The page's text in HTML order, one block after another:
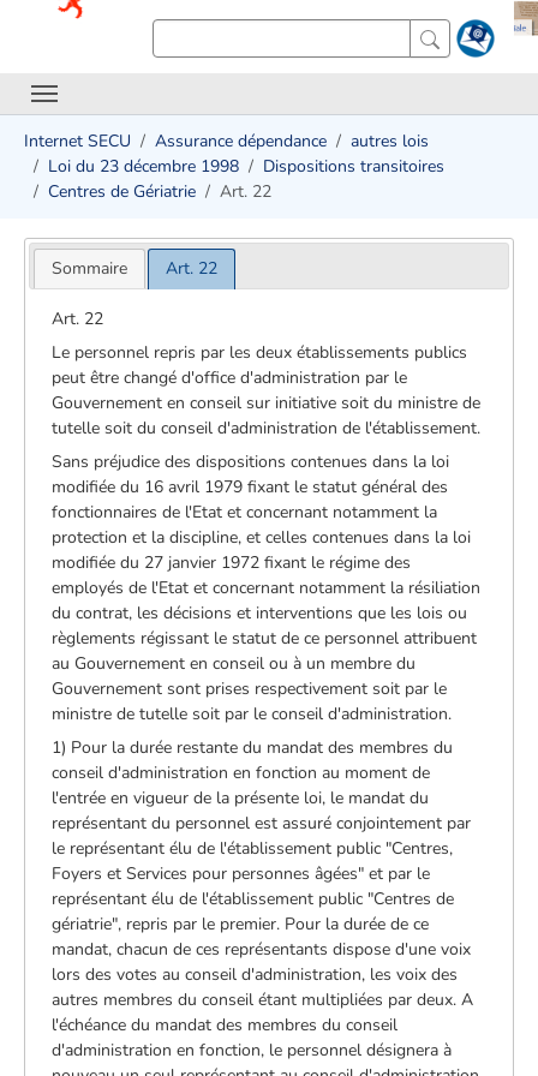
Internet SECU Assurance dépendance
autres lois
Loi du 23 décembre 1998
Dispositions transitoires
Centres de Gériatrie
Art. 22
Sommaire Art. 22
Art. 22
Le personnel repris par les deux établissements publics
peut être changé d'office d'administration par le
Gouvernement en conseil sur initiative soit du ministre de
tutelle soit du conseil d'administration de l'établissement.
Sans préjudice des dispositions contenues dans la loi
modifiée du 16 avril 1979 fixant le statut général des
fonctionnaires de l'Etat et concernant notamment la
protection et la discipline, et celles contenues dans la loi
modifiée du 27 janvier 1972 fixant le régime des
employés de l'Etat et concernant notamment la résiliation
du contrat, les décisions et interventions que les lois ou
règlements régissant le statut de ce personnel attribuent
au Gouvernement en conseil ou à un membre du
Gouvernement sont prises respectivement soit par le
ministre de tutelle soit par le conseil d'administration.
1) Pour la durée restante du mandat des membres du
conseil d'administration en fonction au moment de
l'entrée en vigueur de la présente loi, le mandat du
représentant du personnel est assuré conjointement par
le représentant élu de l'établissement public "Centres,
Foyers et Services pour personnes âgées" et par le
représentant élu de l'établissement public "Centres de
gériatrie", repris par le premier. Pour la durée de ce
mandat, chacun de ces représentants dispose d'une voix
lors des votes au conseil d'administration, les voix des
autres membres du conseil étant multipliées par deux. A
l'échéance du mandat des membres du conseil
d'administration en fonction, le personnel désignera à